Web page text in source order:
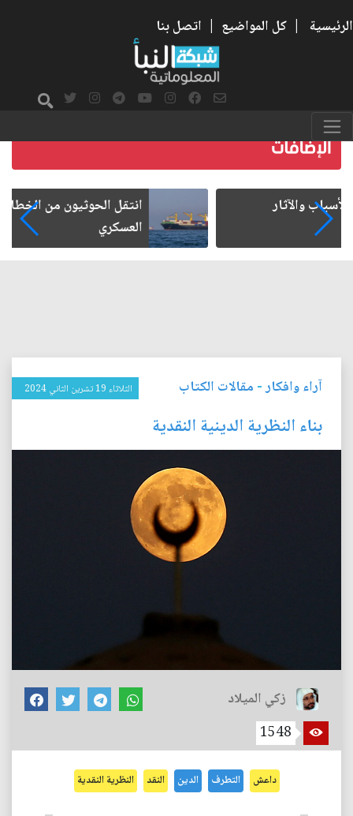
الرئيسية | كل المواضيع | اتصل بنا
انتقل الحوثيون من الخطابات والتعبئة إلى العمل
آراء وافكار- مقالات الكتاب الثلاثاء 19 تشرين الثاني 2024
بناء النظرية الدينية النقدية
زكي الميلاد
1548
داعش التطرف الدين النقد النظرية النقدية